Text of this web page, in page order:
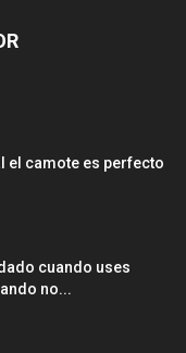
el camote es perfecto
cuando uses
no...